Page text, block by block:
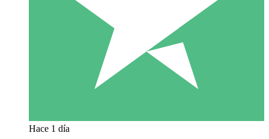
Hace 1 día